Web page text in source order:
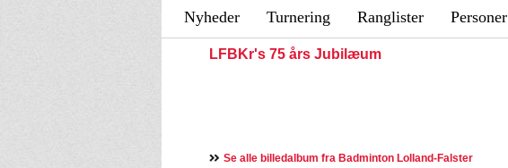
Nyheder Turnering Ranglister Personer
LFBKr's 75 års Jubilæum
Se alle billedalbum fra Badminton Lolland-Falster